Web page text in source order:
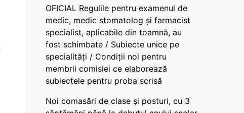
OFICIAL Regulile pentru examenul de
medic, medic stomatolog și farmacist
specialist, aplicabile din toamnă, au
fost schimbate / Subiecte unice pe
specialități / Condiții noi pentru
membrii comisiei ce elaborează
subiectele pentru proba scrisă
Noi comasări de clase și posturi, cu 3